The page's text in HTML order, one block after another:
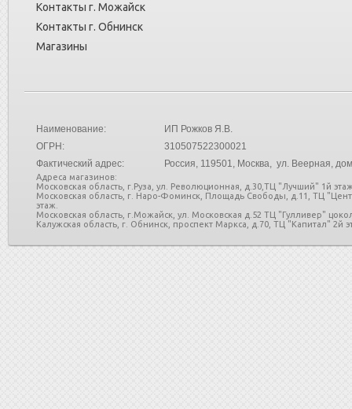
Контакты г. Можайск
Контакты г. Обнинск
Магазины
Наименование:
ИП Рожков Я.В.
ОГРН:
310507522300021
Фактический адрес:
Россия, 119501, Москва, ул. Веерная,
Адреса магазинов:
Московская область, г.Руза, ул. Революционная, д.30,ТЦ "Лучший" 1й
Московская область, г. Наро-Фоминск, Площадь Свободы, д.11, ТЦ
этаж.
Московская область, г.Можайск, ул. Московская д.52 ТЦ "Гулливер"
Калужская область, г. Обнинск, проспект Маркса, д.70, ТЦ "Капитал" 2й